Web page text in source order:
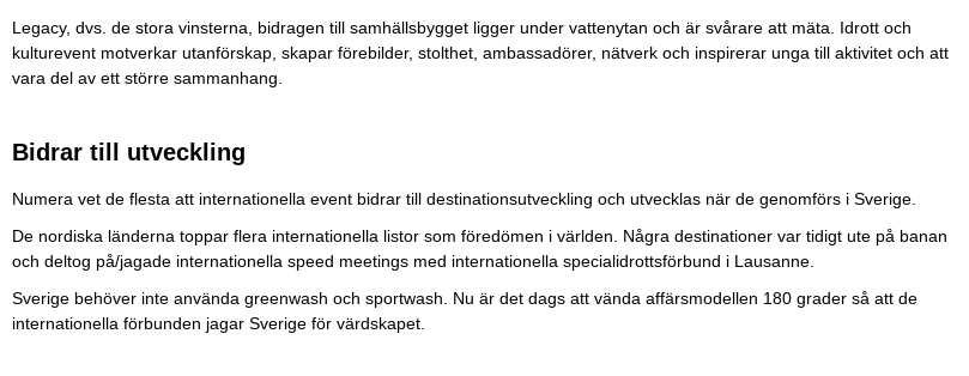
Legacy, dvs. de stora vinsterna, bidragen till samhällsbygget ligger under vattenytan och är svårare att mäta. Idrott och
kulturevent motverkar utanförskap, skapar förebilder, stolthet, ambassadörer, nätverk och inspirerar unga till aktivitet och att
vara del av ett större sammanhang.
Bidrar till utveckling
Numera vet de flesta att internationella event bidrar till destinationsutveckling och utvecklas när de genomförs i Sverige.
De nordiska länderna toppar flera internationella listor som föredömen i världen. Några destinationer var tidigt ute på banan
och deltog på/jagade internationella speed meetings med internationella specialidrottsförbund i Lausanne.
Sverige behöver inte använda greenwash och sportwash. Nu är det dags att vända affärsmodellen 180 grader så att de
internationella förbunden jagar Sverige för värdskapet.